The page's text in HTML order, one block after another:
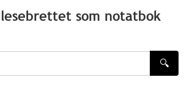
som notatbok
🔍